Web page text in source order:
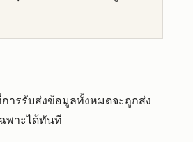
ารรับส่งข้อมูลทั้งหมดจะถูกส่ง
พาะได้ทันที